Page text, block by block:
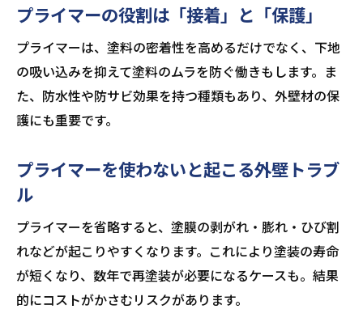
プライマーの役割は「接着」と「保護」
プライマーは、塗料の密着性を高めるだけでなく、下地
の吸い込みを抑えて塗料のムラを防ぐ働きもします。ま
た、防水性や防サビ効果を持つ種類もあり、外壁材の保
護にも重要です。
プライマーを使わないと起こる外壁トラブ
ル
プライマーを省略すると、塗膜の剥がれ・膨れ・ひび割
れなどが起こりやすくなります。これにより塗装の寿命
が短くなり、数年で再塗装が必要になるケースも。結果
的にコストがかさむリスクがあります。